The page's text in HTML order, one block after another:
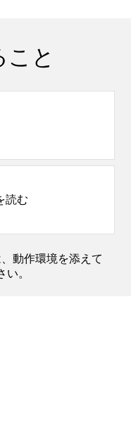
と
読む
動作環境を添えて
い。